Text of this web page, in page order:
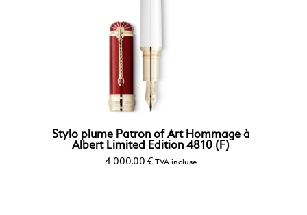
Stylo plume Patron of Art Hommage à
Albert Limited Edition 4810 (F)
4 000,00 € TVA incluse